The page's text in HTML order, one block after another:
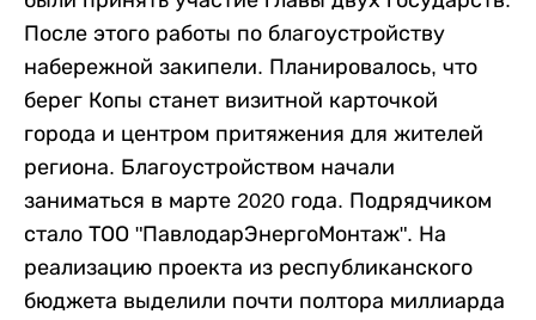
После этого работы по благоустройству
набережной закипели. Планировалось, что
берег Копы станет визитной карточкой
города и центром притяжения для жителей
региона. Благоустройством начали
заниматься в марте 2020 года. Подрядчиком
стало ТОО "ПавлодарЭнергоМонтаж". На
реализацию проекта из республиканского
бюджета выделили почти полтора миллиарда